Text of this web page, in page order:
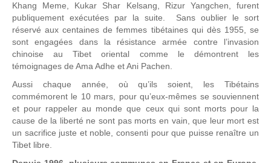
Khang Meme, Kukar Shar Kelsang, Rizur Yangchen, furent
publiquement exécutées par la suite. Sans oublier le sort
réservé aux centaines de femmes tibétaines qui dès 1955, se
sont engagées dans la résistance armée contre l’invasion
chinoise au Tibet oriental comme le démontrent les
témoignages de Ama Adhe et Ani Pachen.
Aussi chaque année, où qu’ils soient, les Tibétains
commémorent le 10 mars, pour qu’eux-mêmes se souviennent
et pour rappeler au monde que ceux qui sont morts pour la
cause de la liberté ne sont pas morts en vain, que leur mort est
un sacrifice juste et noble, consenti pour que puisse renaître un
Tibet libre.